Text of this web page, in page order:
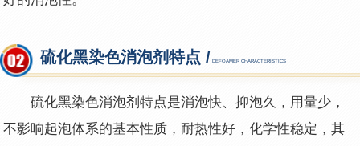
硫化黑染色消泡剂特点 / DEFOAMER CHARACTERISTICS
硫化黑染色消泡剂特点是消泡快、抑泡久，用量少，
不影响起泡体系的基本性质，耐热性好，化学性稳定，其